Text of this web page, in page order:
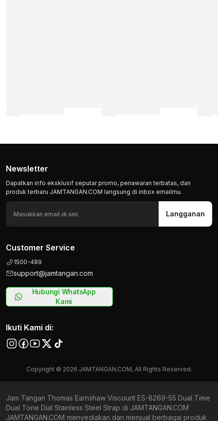
Newsletter
Dapatkan info eksklusif seputar promo, penawaran terbatas, dan
produk terbaru JAMTANGAN.COM langsung di inbox emailmu.
Langganan
Customer Service
1500-489
support@jamtangan.com
Hubungi WhatsApp
Kami
Ikuti Kami di:
Copyright © 2026 JAMTANGAN.COM, All Rights Reserved.
Jam Tangan Thomas Earnshaw Viscount ES-8269-55 Dual Time
Dual Tone Dial Stainless Steel Strap di JAMTANGAN.COM
JAMTANGAN.COM menyediakan dan menjual berbagai produk